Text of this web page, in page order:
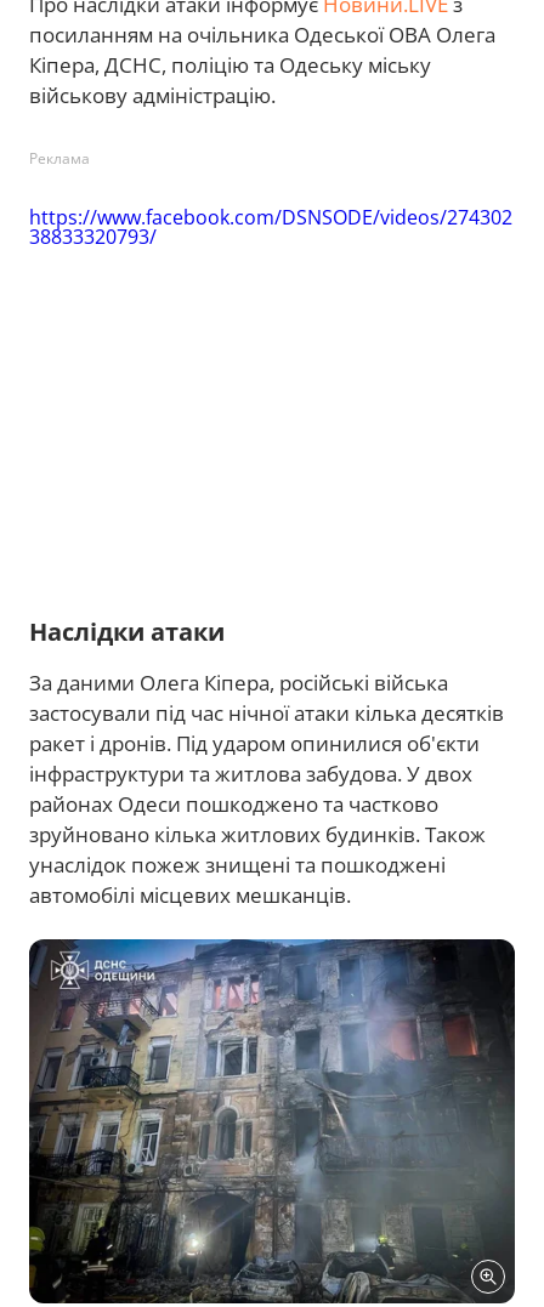
посиланням на очільника Одеської ОВА Олега
Кіпера, ДСНС, поліцію та Одеську міську
військову адміністрацію.
Реклама
https://www.facebook.com/DSNSODE/videos/274302
38833320793/
Наслідки атаки
За даними Олега Кіпера, російські війська
застосували під час нічної атаки кілька десятків
ракет і дронів. Під ударом опинилися об'єкти
інфраструктури та житлова забудова. У двох
районах Одеси пошкоджено та частково
зруйновано кілька житлових будинків. Також
унаслідок пожеж знищені та пошкоджені
автомобілі місцевих мешканців.